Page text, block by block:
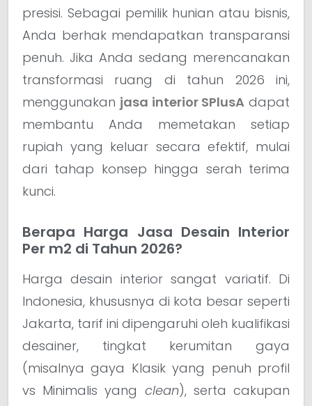
presisi. Sebagai pemilik hunian atau bisnis,
Anda berhak mendapatkan transparansi
penuh. Jika Anda sedang merencanakan
transformasi ruang di tahun 2026 ini,
menggunakan jasa interior SPlusA dapat
membantu Anda memetakan setiap
rupiah yang keluar secara efektif, mulai
dari tahap konsep hingga serah terima
kunci.
Berapa Harga Jasa Desain Interior
Per m2 di Tahun 2026?
Harga desain interior sangat variatif. Di
Indonesia, khususnya di kota besar seperti
Jakarta, tarif ini dipengaruhi oleh kualifikasi
desainer, tingkat kerumitan gaya
(misalnya gaya Klasik yang penuh profil
vs Minimalis yang clean), serta cakupan